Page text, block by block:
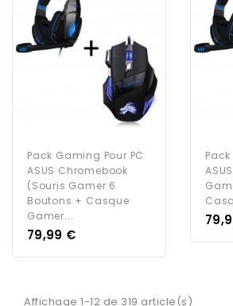
Pack Gaming Pour PC
ASUS Chromebook
(Souris Gamer 6
Boutons + Casque
Gamer...
Prix
79,99 €
Prix
Affichage 1-12 de 319 article(s)